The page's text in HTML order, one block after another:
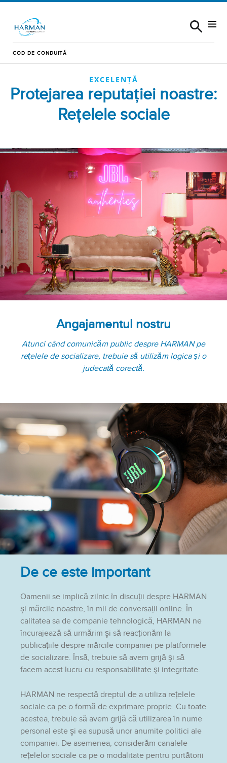
COD DE CONDUITĂ
EXCELENȚĂ
Protejarea reputației noastre:
Rețelele sociale
Angajamentul nostru
Atunci când comunicăm public despre HARMAN pe
reţelele de socializare, trebuie să utilizăm logica şi o
judecată corectă.
De ce este important
Oamenii se implică zilnic în discuții despre HARMAN
şi mărcile noastre, în mii de conversații online. În
calitatea sa de companie tehnologică, HARMAN ne
încurajează să urmărim şi să reacționăm la
publicațiile despre mărcile companiei pe platformele
de socializare. Însă, trebuie să avem grijă şi să
facem acest lucru cu responsabilitate şi integritate.
HARMAN ne respectă dreptul de a utiliza rețelele
sociale ca pe o formă de exprimare proprie. Cu toate
acestea, trebuie să avem grijă că utilizarea în nume
personal este şi ea supusă unor anumite politici ale
companiei. De asemenea, considerăm canalele
rețelelor sociale ca pe o modalitate pentru purtătorii